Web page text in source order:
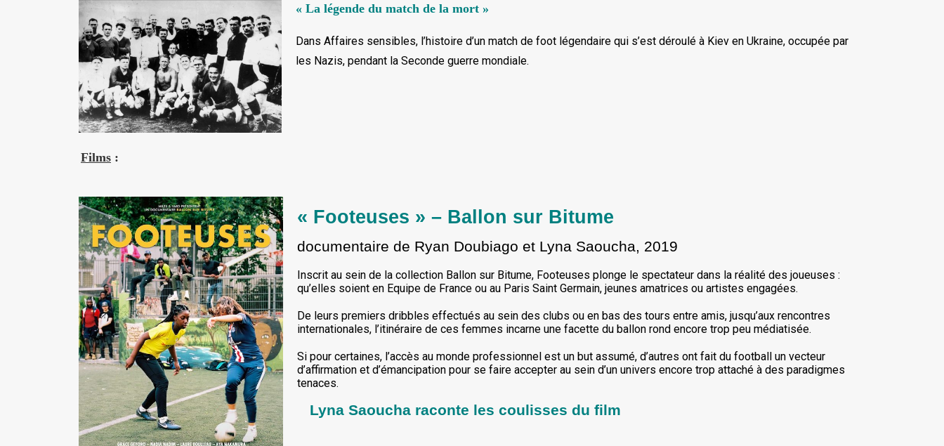
« La légende du match de la mort »
Dans Affaires sensibles, l’histoire d’un match de foot légendaire qui s’est déroulé à Kiev en Ukraine, occupée par
les Nazis, pendant la Seconde guerre mondiale.
Films :
« Footeuses » – Ballon sur Bitume
documentairede Ryan Doubiago et Lyna Saoucha, 2019
Inscrit au sein de la collection Ballon sur Bitume, Footeuses plonge le spectateur dans la réalité des joueuses :
qu’elles soient en Equipe de France ou au Paris Saint Germain, jeunes amatrices ou artistes engagées.
De leurs premiers dribbles effectués au sein des clubs ou en bas des tours entre amis, jusqu’aux rencontres
internationales, l’itinéraire de ces femmes incarne une facette du ballon rond encore trop peu médiatisée.
Si pour certaines, l’accès au monde professionnel est un but assumé, d’autres ont fait du football un vecteur
d’affirmation et d’émancipation pour se faire accepter au sein d’un univers encore trop attaché à des paradigmes
tenaces.
Lyna Saoucha raconte les coulisses du film